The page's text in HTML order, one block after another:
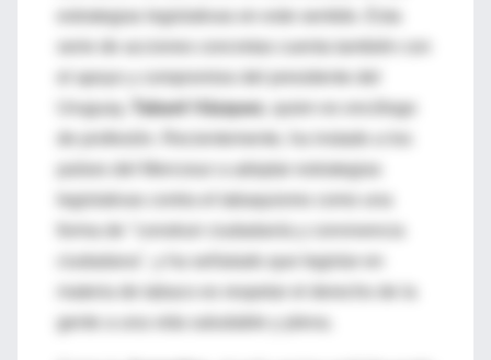
estrategias legislativas en este sentido. Esta
el apoyo y compromiso del presidente del
Uruguay,
Tabaré Vázquez
, quien es oncólogo
países del Mercosur a adoptar estrategias
legislativas contra el tabaquismo como una
ciudadana", y ha señalado que legislar en
gente a una vida saludable y plena.